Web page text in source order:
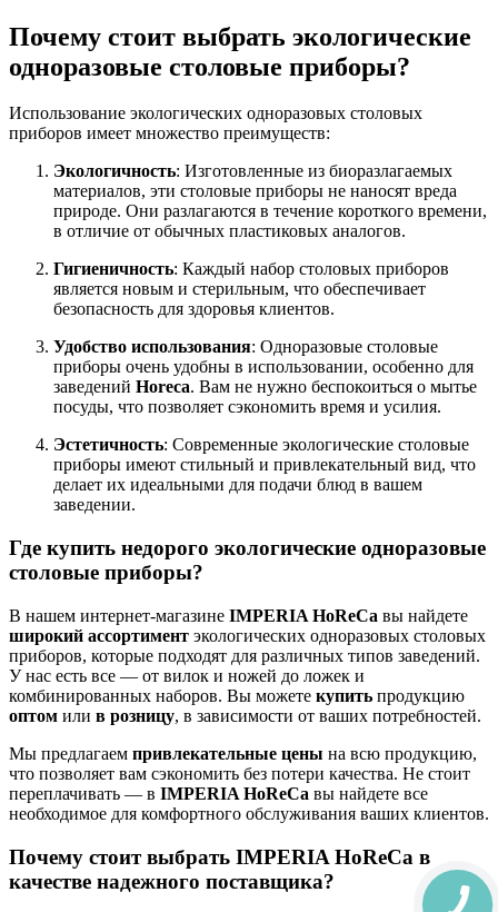
Почему стоит выбрать экологические
одноразовые столовые приборы?
Использование экологических одноразовых столовых
приборов имеет множество преимуществ:
Экологичность: Изготовленные из биоразлагаемых
материалов, эти столовые приборы не наносят вреда
природе. Они разлагаются в течение короткого времени,
в отличие от обычных пластиковых аналогов.
Гигиеничность: Каждый набор столовых приборов
является новым и стерильным, что обеспечивает
безопасность для здоровья клиентов.
Удобство использования: Одноразовые столовые
приборы очень удобны в использовании, особенно для
заведений Horeca. Вам не нужно беспокоиться о мытье
посуды, что позволяет сэкономить время и усилия.
Эстетичность: Современные экологические столовые
приборы имеют стильный и привлекательный вид, что
делает их идеальными для подачи блюд в вашем
заведении.
Где купить недорого экологические одноразовые
столовые приборы?
В нашем интернет-магазине IMPERIA HoReCa вы найдете
широкий ассортимент экологических одноразовых столовых
приборов, которые подходят для различных типов заведений.
У нас есть все — от вилок и ножей до ложек и
комбинированных наборов. Вы можете купить продукцию
оптом или в розницу, в зависимости от ваших потребностей.
Мы предлагаем привлекательные цены на всю продукцию,
что позволяет вам сэкономить без потери качества. Не стоит
переплачивать — в IMPERIA HoReCa вы найдете все
необходимое для комфортного обслуживания ваших клиентов.
Почему стоит выбрать IMPERIA HoReCa в
качестве надежного поставщика?